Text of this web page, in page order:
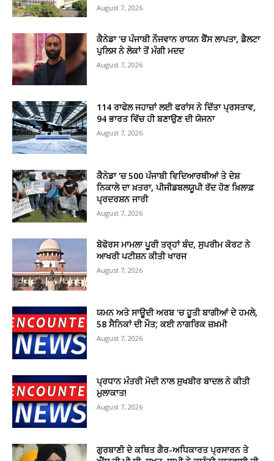
August 7, 2026
ਕੈਨੇਡਾ ’ਚ ਪੰਜਾਬੀ ਨੌਜਵਾਨ ਰਾਯਨ ਬੈਂਸ ਲਾਪਤਾ, ਡੈਲਟਾ
ਪੁਲਿਸ ਨੇ ਲੋਕਾਂ ਤੋਂ ਮੰਗੀ ਮਦਦ
August 7, 2026
114 ਰਾਫੇਲ ਜਹਾਜ਼ਾਂ ਲਈ ਫਰਾਂਸ ਨੇ ਦਿੱਤਾ ਪ੍ਰਸਤਾਵ,
94 ਭਾਰਤ ਵਿੱਚ ਹੀ ਬਣਾਉਣ ਦੀ ਯੋਜਨਾ
August 7, 2026
ਕੈਨੇਡਾ ‘ਚ 500 ਪੰਜਾਬੀ ਵਿਦਿਆਰਥੀਆਂ ਤੇ ਦੇਸ਼
ਨਿਕਾਲੇ ਦਾ ਖ਼ਤਰਾ, ਪੀਜੀਡਬਲਯੂਪੀ ਰੱਦ ਹੋਣ ਖ਼ਿਲਾਫ਼
ਪ੍ਰਦਰਸ਼ਨ ਜਾਰੀ
August 7, 2026
ਬੋਫੋਰਸ ਮਾਮਲਾ ਪੂਰੀ ਤਰ੍ਹਾਂ ਬੰਦ, ਸੁਪਰੀਮ ਕੋਰਟ ਨੇ
ਆਖਰੀ ਪਟੀਸ਼ਨ ਕੀਤੀ ਖਾਰਜ
August 7, 2026
ਯਮਨ ਅਤੇ ਸਾਊਦੀ ਅਰਬ ‘ਚ ਹੂਤੀ ਬਾਗੀਆਂ ਦੇ ਹਮਲੇ,
58 ਸੈਨਿਕਾਂ ਦੀ ਮੌਤ; ਕਈ ਨਾਗਰਿਕ ਜ਼ਖ਼ਮੀ
August 7, 2026
ਪ੍ਰਧਾਨ ਮੰਤਰੀ ਮੋਦੀ ਨਾਲ ਸੁਖਬੀਰ ਬਾਦਲ ਨੇ ਕੀਤੀ
ਮੁਲਾਕਾਤ!
August 7, 2026
ਗੁਰਬਾਣੀ ਦੇ ਕਥਿਤ ਗੈਰ-ਅਧਿਕਾਰਤ ਪ੍ਰਸਾਰਨ ਤੇ